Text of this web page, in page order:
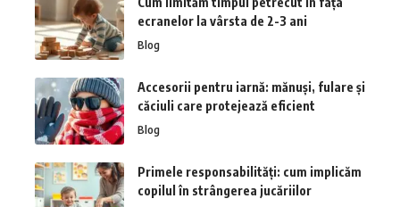
ecranelor la vârsta de 2-3 ani
Blog
Accesorii pentru iarnă: mănuși, fulare și
căciuli care protejează eficient
Blog
Primele responsabilități: cum implicăm
copilul în strângerea jucăriilor